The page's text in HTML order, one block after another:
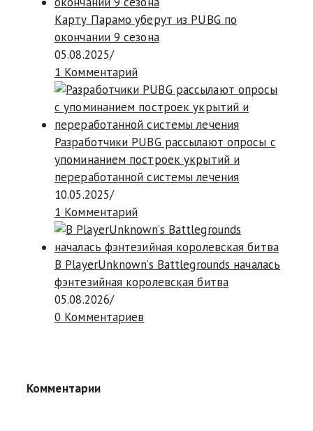
Карту Парамо уберут из PUBG по
окончании 9 сезона
05.08.2025/
1 Комментарий
Разработчики PUBG рассылают опросы с
упоминанием построек укрытий и
переработанной системы лечения
10.05.2025/
1 Комментарий
В PlayerUnknown’s Battlegrounds началась
фэнтезийная королевская битва
05.08.2026/
0 Комментариев
Комментарии